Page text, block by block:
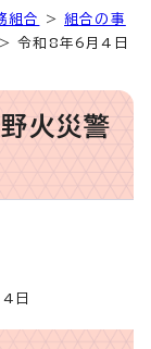
組合 >組合の事
> 令和8年6月4日
火災警
日